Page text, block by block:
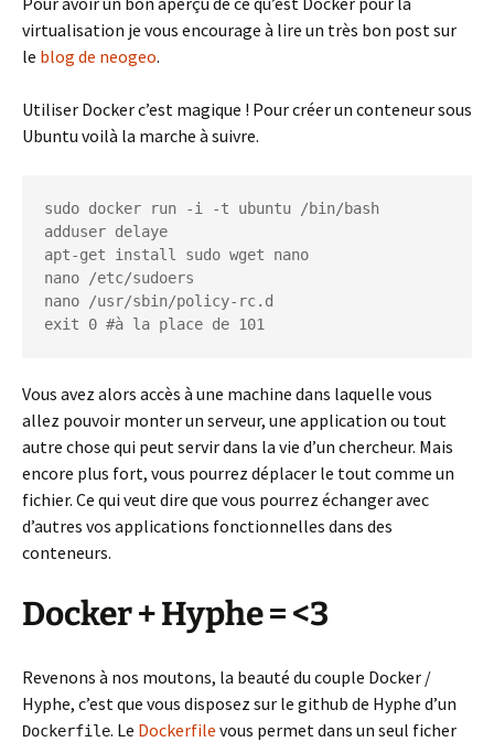
virtualisation je vous encourage à lire un très bon post sur
le blog de neogeo.
Utiliser Docker c’est magique ! Pour créer un conteneur sous
Ubuntu voilà la marche à suivre.
sudo docker run -i -t ubuntu /bin/bash
adduser delaye
apt-get install sudo wget nano
nano /etc/sudoers
nano /usr/sbin/policy-rc.d
Vous avez alors accès à une machine dans laquelle vous
allez pouvoir monter un serveur, une application ou tout
autre chose qui peut servir dans la vie d’un chercheur. Mais
encore plus fort, vous pourrez déplacer le tout comme un
fichier. Ce qui veut dire que vous pourrez échanger avec
d’autres vos applications fonctionnelles dans des
conteneurs.
Docker + Hyphe = <3
Revenons à nos moutons, la beauté du couple Docker /
Hyphe, c’est que vous disposez sur le github de Hyphe d’un
Dockerfile. Le Dockerfile vous permet dans un seul ficher